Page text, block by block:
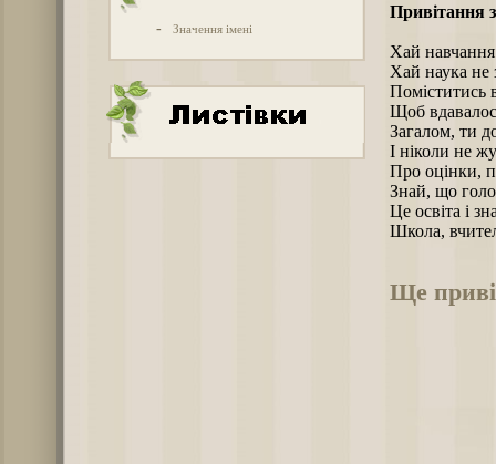
- Значення імені
Привітання
Хай навчання
Хай наука не
Поміститись
Щоб
Загалом, ти
І ніколи не
Про оцінки,
Знай, що
Це освіта і
Школа,
Ще